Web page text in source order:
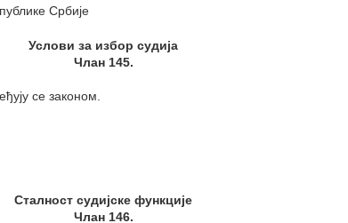
Србије
Услови за избор судија
Члан 145.
се законом.
Сталност судијске функције
Члан 146.